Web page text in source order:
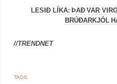
LESIÐ LÍKA: ÞAÐ VAR
BRÚÐARKJÓL
//TRENDNET